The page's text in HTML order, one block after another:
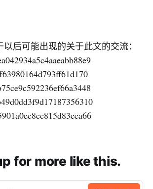
后可能出现的关于此文的交流：
for more like this.